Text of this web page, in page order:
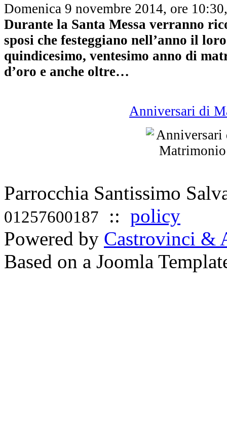
Domenica 9 novembre 2014, ore
Durante la Santa Messa verranno
sposi che festeggiano nell’anno il
quindicesimo, ventesimo anno di
d’oro e anche oltre…
Anniversari di
Parrocchia Santissimo
01257600187 :: policy
Powered by Castrovinci &
Based on a Joomla